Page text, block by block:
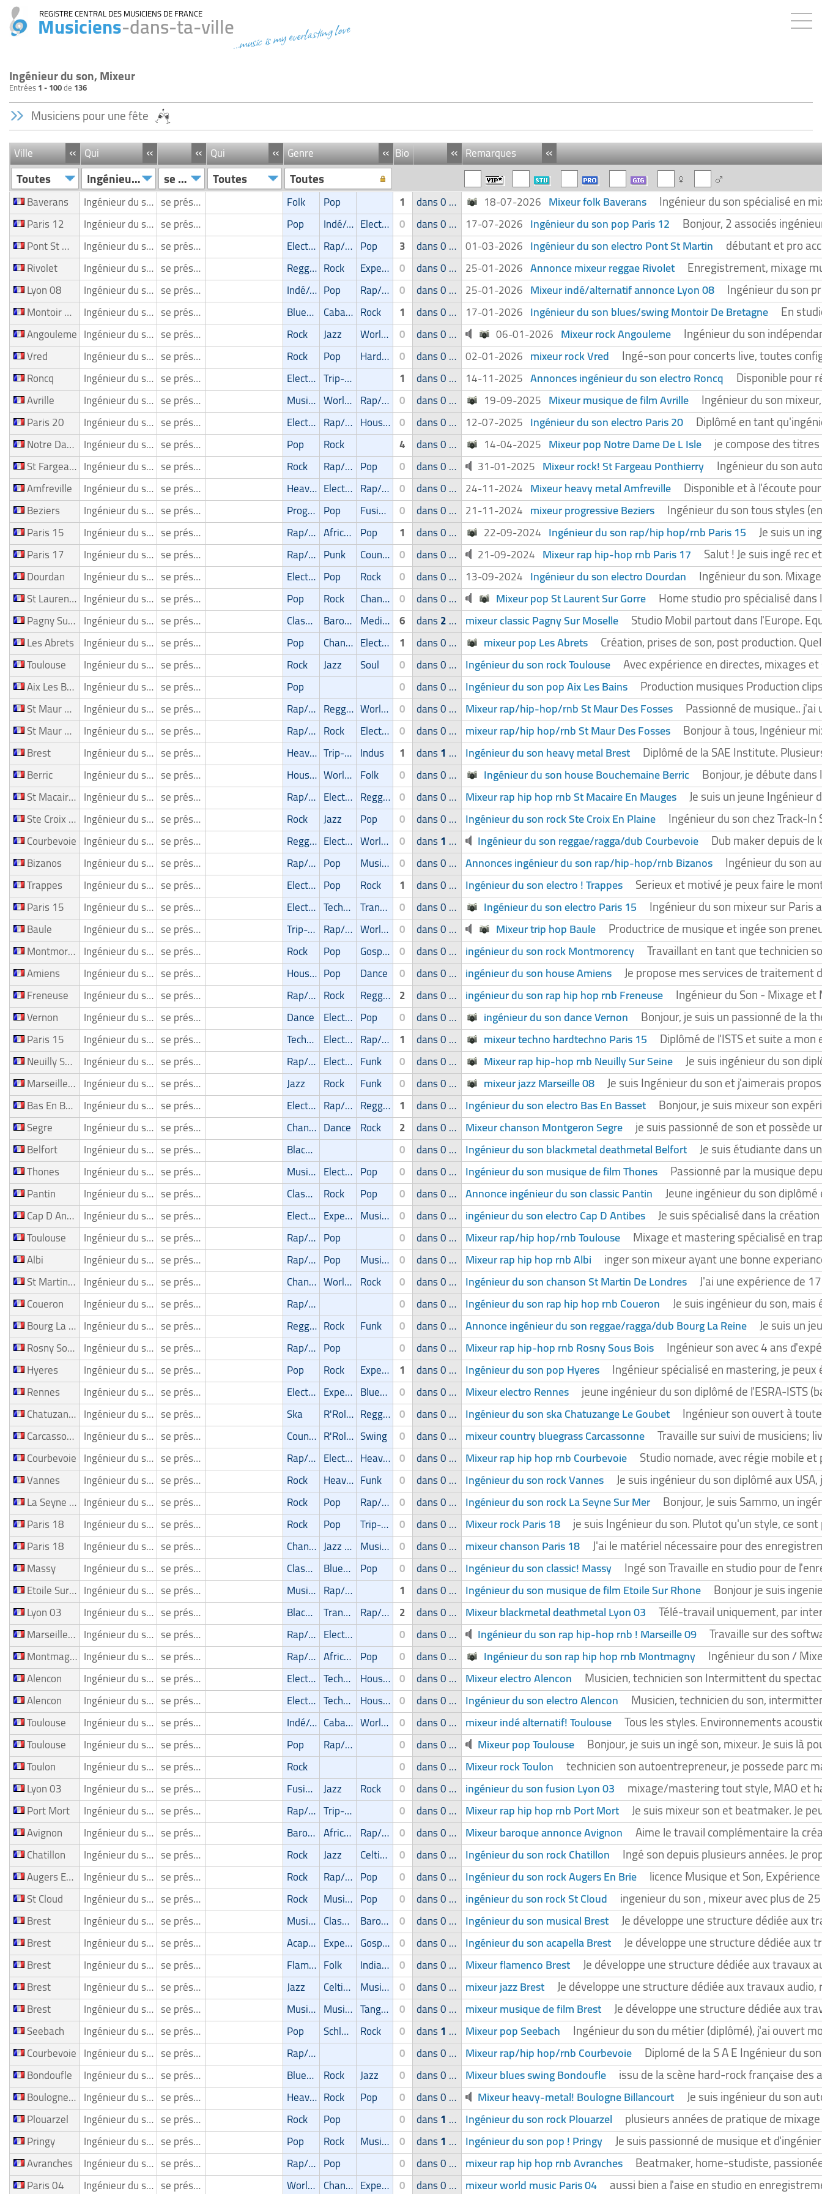
REGISTRE CENTRAL DES MUSICIENS DE FRANCE
Musiciens-dans-ta-ville...music is my everlasting love
Ingénieur du son, Mixeur
Entrées1 - 100de 136
Musiciens pour une fête
Ville « Qui « « Qui « Genre « Bio « «
Remarques
Toutes Ingénieur du son/ Mixeur se présente Toutes Toutes
Baverans Ingénieur du son/ Mixeur se présente Folk Pop 1 dans 0 groupe 18-07-2026 Mixeur folk Baverans Ingénieur du son spécialisé en
Paris 12 Ingénieur du son/ Mixeur se présente Pop Indé/Alternatif Electro 0 dans 0 groupe 17-07-2026 Ingénieur du son pop Paris 12 Bonjour, 2 associés
Pont St Martin Ingénieur du son/ Mixeur se présente Electro Rap/Hip-Hop/RnB Pop 3 dans 0 groupe 01-03-2026 Ingénieur du son electro Pont St Martin débutant et pro
Rivolet Ingénieur du son/ Mixeur se présente Reggae/Ragga/Dub Rock Experimental 0 dans 0 groupe 25-01-2026 Annonce mixeur reggae Rivolet Enregistrement, mixage
Lyon 08 Ingénieur du son/ Mixeur se présente Indé/Alternatif Pop Rap/Hip-Hop/RnB 0 dans 0 groupe 25-01-2026 Mixeur indé/alternatif annonce Lyon 08 Ingénieur du son
Montoir De Bretagne Ingénieur du son/ Mixeur se présente Blues/Swing Cabaret/Variétés Rock 1 dans 0 groupe 17-01-2026 Ingénieur du son blues/swing Montoir De Bretagne En
Angouleme Ingénieur du son/ Mixeur se présente Rock Jazz World Music 0 dans 0 groupe 06-01-2026 Mixeur rock Angouleme Ingénieur du son
Vred Ingénieur du son/ Mixeur se présente Rock Pop Hard Rock/Stoner 0 dans 0 groupe 02-01-2026 mixeur rock Vred Ingé-son pour concerts live, toutes
Roncq Ingénieur du son/ Mixeur se présente Electro Trip-Hop 1 dans 0 groupe 14-11-2025 Annonces ingénieur du son electro Roncq Disponible pour
Avrille Ingénieur du son/ Mixeur se présente Musique de film World Music Rap/Hip-Hop/RnB 0 dans 0 groupe 19-09-2025 Mixeur musique de film Avrille Ingénieur du son
Paris 20 Ingénieur du son/ Mixeur se présente Electro Rap/Hip-Hop/RnB House 0 dans 0 groupe 12-07-2025 Ingénieur du son electro Paris 20 Diplômé en tant
Notre Dame De L Isle Ingénieur du son/ Mixeur se présente Pop Rock 4 dans 0 groupe 14-04-2025 Mixeur pop Notre Dame De L Isle je compose des
St Fargeau Ponthierry Ingénieur du son/ Mixeur se présente Rock Rap/Hip-Hop/RnB Pop 0 dans 0 groupe 31-01-2025 Mixeur rock! St Fargeau Ponthierry Ingénieur du son
Amfreville Ingénieur du son/ Mixeur se présente Heavy-Metal Electro Rap/Hip-Hop/RnB 0 dans 0 groupe 24-11-2024 Mixeur heavy metal Amfreville Disponible et à l'écoute
Beziers Ingénieur du son/ Mixeur se présente Progressive Pop Fusion 0 dans 0 groupe 21-11-2024 mixeur progressive Beziers Ingénieur du son tous styles
Paris 15 Ingénieur du son/ Mixeur se présente Rap/Hip-Hop/RnB Africain Pop 1 dans 0 groupe 22-09-2024 Ingénieur du son rap/hip hop/rnb Paris 15 Je suis un
Paris 17 Ingénieur du son/ Mixeur se présente Rap/Hip-Hop/RnB Punk Country/Bluegrass 0 dans 0 groupe 21-09-2024 Mixeur rap hip-hop rnb Paris 17 Salut ! Je suis ingé rec
Dourdan Ingénieur du son/ Mixeur se présente Electro Pop Rock 0 dans 0 groupe 13-09-2024 Ingénieur du son electro Dourdan Ingénieur du son.
St Laurent Sur Gorre Ingénieur du son/ Mixeur se présente Pop Rock Chanson 0 dans 0 groupe Mixeur pop St Laurent Sur Gorre Home studio pro spécialisé
Pagny Sur Moselle Ingénieur du son/ Mixeur se présente Classic Baroque Medieval music/renaissance 6 dans2 mixeur classic Pagny Sur Moselle Studio Mobil partout dans l'Europe.
Les Abrets Ingénieur du son/ Mixeur se présente Pop Chanson Electro 1 dans 0 groupe mixeur pop Les Abrets Création, prises de son, post production.
Toulouse Ingénieur du son/ Mixeur se présente Rock Jazz Soul 0 dans 0 groupe Ingénieur du son rock Toulouse Avec expérience en directes, mixages
Aix Les Bains Ingénieur du son/ Mixeur se présente Pop 0 dans 0 groupe Ingénieur du son pop Aix Les Bains Production musiques Production
St Maur Des Fosses Ingénieur du son/ Mixeur se présente Rap/Hip-Hop/RnB Reggae/Ragga/Dub World Music 0 dans 0 groupe Mixeur rap/hip-hop/rnb St Maur Des Fosses Passionné de musique..
St Maur Des Fosses Ingénieur du son/ Mixeur se présente Rap/Hip-Hop/RnB Rock Electro 0 dans 0 groupe mixeur rap/hip hop/rnb St Maur Des Fosses Bonjour à tous, Ingénieur
Brest Ingénieur du son/ Mixeur se présente Heavy-Metal Trip-Hop Indus 1 dans1 Ingénieur du son heavy metal Brest Diplômé de la SAE Institute.
Berric Ingénieur du son/ Mixeur se présente House World Music Folk 0 dans 0 groupe Ingénieur du son house Bouchemaine Berric Bonjour, je débute
St Macaire En Mauges Ingénieur du son/ Mixeur se présente Rap/Hip-Hop/RnB Electro Reggae/Ragga/Dub 0 dans 0 groupe Mixeur rap hip hop rnb St Macaire En Mauges Je suis un jeune
Ste Croix En Plaine Ingénieur du son/ Mixeur se présente Rock Jazz Pop 0 dans 0 groupe Ingénieur du son rock Ste Croix En Plaine Ingénieur du son chez Track-
Courbevoie Ingénieur du son/ Mixeur se présente Reggae/Ragga/Dub Electro World Music 0 dans1 Ingénieur du son reggae/ragga/dub Courbevoie Dub maker depuis
Bizanos Ingénieur du son/ Mixeur se présente Rap/Hip-Hop/RnB Pop Musique latine 0 dans 0 groupe Annonces ingénieur du son rap/hip-hop/rnb Bizanos Ingénieur du son
Trappes Ingénieur du son/ Mixeur se présente Electro Pop Rock 1 dans 0 groupe Ingénieur du son electro ! Trappes Serieux et motivé je peux faire le
Paris 15 Ingénieur du son/ Mixeur se présente Electro Techno/Hardtechno Trance 0 dans 0 groupe Ingénieur du son electro Paris 15 Ingénieur du son mixeur sur
Baule Ingénieur du son/ Mixeur se présente Trip-Hop Rap/Hip-Hop/RnB World Music 0 dans 0 groupe Mixeur trip hop Baule Productrice de musique et ingée son
Montmorency Ingénieur du son/ Mixeur se présente Rock Pop Gospel 0 dans 0 groupe ingénieur du son rock Montmorency Travaillant en tant que technicien
Amiens Ingénieur du son/ Mixeur se présente House Pop Dance 0 dans 0 groupe ingénieur du son house Amiens Je propose mes services de
Freneuse Ingénieur du son/ Mixeur se présente Rap/Hip-Hop/RnB Rock Reggae/Ragga/Dub 2 dans 0 groupe ingénieur du son rap hip hop rnb Freneuse Ingénieur du Son - Mixage
Vernon Ingénieur du son/ Mixeur se présente Dance Electro Pop 0 dans 0 groupe ingénieur du son dance Vernon Bonjour, je suis un passionné de la
Paris 15 Ingénieur du son/ Mixeur se présente Techno/Hardtechno Electro Rap/Hip-Hop/RnB 1 dans 0 groupe mixeur techno hardtechno Paris 15 Diplômé de l'ISTS et suite a
Neuilly Sur Seine Ingénieur du son/ Mixeur se présente Rap/Hip-Hop/RnB Electro Funk 0 dans 0 groupe Mixeur rap hip-hop rnb Neuilly Sur Seine Je suis ingénieur du son
Marseille 08 Ingénieur du son/ Mixeur se présente Jazz Rock Funk 0 dans 0 groupe mixeur jazz Marseille 08 Je suis Ingénieur du son et j'aimerais
Bas En Basset Ingénieur du son/ Mixeur se présente Electro Rap/Hip-Hop/RnB Reggae/Ragga/Dub 1 dans 0 groupe Ingénieur du son electro Bas En Basset Bonjour, je suis mixeur son
Segre Ingénieur du son/ Mixeur se présente Chanson Dance Rock 2 dans 0 groupe Mixeur chanson Montgeron Segre je suis passionné de son et possède
Belfort Ingénieur du son/ Mixeur se présente Blackmetal/Deathmetal 0 dans 0 groupe Ingénieur du son blackmetal deathmetal Belfort Je suis étudiante dans
Thones Ingénieur du son/ Mixeur se présente Musique de film Electro Pop 0 dans 0 groupe Ingénieur du son musique de film Thones Passionné par la musique
Pantin Ingénieur du son/ Mixeur se présente Classic Rock Pop 0 dans 0 groupe Annonce ingénieur du son classic Pantin Jeune ingénieur du son
Cap D Antibes Ingénieur du son/ Mixeur se présente Electro Experimental Musique de film 0 dans 0 groupe ingénieur du son electro Cap D Antibes Je suis spécialisé dans la
Toulouse Ingénieur du son/ Mixeur se présente Rap/Hip-Hop/RnB Pop 0 dans 0 groupe Mixeur rap/hip hop/rnb Toulouse Mixage et mastering spécialisé en
Albi Ingénieur du son/ Mixeur se présente Rap/Hip-Hop/RnB Pop Musique de film 0 dans 0 groupe Mixeur rap hip hop rnb Albi inger son mixeur ayant une bonne
St Martin De Londres Ingénieur du son/ Mixeur se présente Chanson World Music Rock 0 dans 0 groupe Ingénieur du son chanson St Martin De Londres J'ai une expérience de
Coueron Ingénieur du son/ Mixeur se présente Rap/Hip-Hop/RnB 0 dans 0 groupe Ingénieur du son rap hip hop rnb Coueron Je suis ingénieur du son,
Bourg La Reine Ingénieur du son/ Mixeur se présente Reggae/Ragga/Dub Rock Funk 0 dans 0 groupe Annonce ingénieur du son reggae/ragga/dub Bourg La Reine Je suis un
Rosny Sous Bois Ingénieur du son/ Mixeur se présente Rap/Hip-Hop/RnB Pop 0 dans 0 groupe Mixeur rap hip-hop rnb Rosny Sous Bois Ingénieur son avec 4 ans
Hyeres Ingénieur du son/ Mixeur se présente Pop Rock Experimental 1 dans 0 groupe Ingénieur du son pop Hyeres Ingénieur spécialisé en mastering, je
Rennes Ingénieur du son/ Mixeur se présente Electro Experimental Blues/Swing 0 dans 0 groupe Mixeur electro Rennes jeune ingénieur du son diplômé de l'ESRA-ISTS
Chatuzange Le Goubet Ingénieur du son/ Mixeur se présente Ska R'Roll/Rockabilly Reggae/Ragga/Dub 0 dans 0 groupe Ingénieur du son ska Chatuzange Le Goubet Ingénieur son ouvert à
Carcassonne Ingénieur du son/ Mixeur se présente Country/Bluegrass R'Roll/Rockabilly Swing 0 dans 0 groupe mixeur country bluegrass Carcassonne Travaille sur suivi de musiciens;
Courbevoie Ingénieur du son/ Mixeur se présente Rap/Hip-Hop/RnB Electro Heavy-Metal 0 dans 0 groupe Mixeur rap hip hop rnb Courbevoie Studio nomade, avec régie mobile
Vannes Ingénieur du son/ Mixeur se présente Rock Heavy-Metal Funk 0 dans 0 groupe Ingénieur du son rock Vannes Je suis ingénieur du son diplômé aux
La Seyne Sur Mer Ingénieur du son/ Mixeur se présente Rock Pop Rap/Hip-Hop/RnB 0 dans 0 groupe Ingénieur du son rock La Seyne Sur Mer Bonjour, Je suis Sammo, un
Paris 18 Ingénieur du son/ Mixeur se présente Rock Pop Trip-Hop 0 dans 0 groupe Mixeur rock Paris 18 je suis Ingénieur du son. Plutot qu'un style, ce
Paris 18 Ingénieur du son/ Mixeur se présente Chanson Jazz Manouche Musique de film 0 dans 0 groupe mixeur chanson Paris 18 J'ai le matériel nécessaire pour des
Massy Ingénieur du son/ Mixeur se présente Classic Blues/Swing Pop 0 dans 0 groupe Ingénieur du son classic! Massy Ingé son Travaille en studio pour de
Etoile Sur Rhone Ingénieur du son/ Mixeur se présente Musique de film Rap/Hip-Hop/RnB 1 dans 0 groupe Ingénieur du son musique de film Etoile Sur Rhone Bonjour je suis
Lyon 03 Ingénieur du son/ Mixeur se présente Blackmetal/Deathmetal Trance Rap/Hip-Hop/RnB 2 dans 0 groupe Mixeur blackmetal deathmetal Lyon 03 Télé-travail uniquement, par
Marseille 09 Ingénieur du son/ Mixeur se présente Rap/Hip-Hop/RnB Electro 0 dans 0 groupe Ingénieur du son rap hip-hop rnb ! Marseille 09 Travaille sur des
Montmagny Ingénieur du son/ Mixeur se présente Rap/Hip-Hop/RnB Africain Pop 0 dans 0 groupe Ingénieur du son rap hip hop rnb Montmagny Ingénieur du son /
Alencon Ingénieur du son/ Mixeur se présente Electro Techno/Hardtechno House 0 dans 0 groupe Mixeur electro Alencon Musicien, technicien son Intermittent du
Alencon Ingénieur du son/ Mixeur se présente Electro Techno/Hardtechno House 0 dans 0 groupe Ingénieur du son electro Alencon Musicien, technicien du son,
Toulouse Ingénieur du son/ Mixeur se présente Indé/Alternatif Cabaret/Variétés World Music 0 dans 0 groupe mixeur indé alternatif! Toulouse Tous les styles. Environnements
Toulouse Ingénieur du son/ Mixeur se présente Pop Rap/Hip-Hop/RnB 0 dans 0 groupe Mixeur pop Toulouse Bonjour, je suis un ingé son, mixeur. Je suis là
Toulon Ingénieur du son/ Mixeur se présente Rock 0 dans 0 groupe Mixeur rock Toulon technicien son autoentrepreneur, je possede parc
Lyon 03 Ingénieur du son/ Mixeur se présente Fusion Jazz Rock 0 dans 0 groupe ingénieur du son fusion Lyon 03 mixage/mastering tout style, MAO et
Port Mort Ingénieur du son/ Mixeur se présente Rap/Hip-Hop/RnB Trip-Hop 0 dans 0 groupe Mixeur rap hip hop rnb Port Mort Je suis mixeur son et beatmaker. Je
Avignon Ingénieur du son/ Mixeur se présente Baroque Africain Rap/Hip-Hop/RnB 0 dans 0 groupe Mixeur baroque annonce Avignon Aime le travail complémentaire la
Chatillon Ingénieur du son/ Mixeur se présente Rock Jazz Celtique 0 dans 0 groupe Ingénieur du son rock Chatillon Ingé son depuis plusieurs années. Je
Augers En Brie Ingénieur du son/ Mixeur se présente Rock Rap/Hip-Hop/RnB Pop 0 dans 0 groupe Ingénieur du son rock Augers En Brie licence Musique et Son,
St Cloud Ingénieur du son/ Mixeur se présente Rock Musique de film Pop 0 dans 0 groupe ingénieur du son rock St Cloud ingenieur du son , mixeur avec plus de
Brest Ingénieur du son/ Mixeur se présente Musical Classic Baroque 0 dans 0 groupe Ingénieur du son musical Brest Je développe une structure dédiée aux
Brest Ingénieur du son/ Mixeur se présente Acapella Experimental Gospel 0 dans 0 groupe Ingénieur du son acapella Brest Je développe une structure dédiée
Brest Ingénieur du son/ Mixeur se présente Flamenco Folk Indian/Oriental 0 dans 0 groupe Mixeur flamenco Brest Je développe une structure dédiée aux travaux
Brest Ingénieur du son/ Mixeur se présente Jazz Celtique Musique spirituelle 0 dans 0 groupe mixeur jazz Brest Je développe une structure dédiée aux travaux
Brest Ingénieur du son/ Mixeur se présente Musique de film Musique latine Tango/Samba 0 dans 0 groupe mixeur musique de film Brest Je développe une structure dédiée aux
Seebach Ingénieur du son/ Mixeur se présente Pop Schlager Rock 0 dans1 Mixeur pop Seebach Ingénieur du son du métier (diplômé), j'ai ouvert
Courbevoie Ingénieur du son/ Mixeur se présente Rap/Hip-Hop/RnB 0 dans 0 groupe Mixeur rap/hip hop/rnb Courbevoie Diplomé de la S A E Ingénieur du
Bondoufle Ingénieur du son/ Mixeur se présente Blues/Swing Rock Jazz 0 dans 0 groupe Mixeur blues swing Bondoufle issu de la scène hard-rock française
Boulogne Billancourt Ingénieur du son/ Mixeur se présente Heavy-Metal Rock Pop 0 dans 0 groupe Mixeur heavy-metal! Boulogne Billancourt Je suis ingénieur du son
Plouarzel Ingénieur du son/ Mixeur se présente Rock Pop 0 dans1 Ingénieur du son rock Plouarzel plusieurs années de pratique de
Pringy Ingénieur du son/ Mixeur se présente Pop Rock Musique latine 0 dans1 Ingénieur du son pop ! Pringy Je suis passionné de musique et
Avranches Ingénieur du son/ Mixeur se présente Rap/Hip-Hop/RnB Pop 0 dans 0 groupe mixeur rap hip hop rnb Avranches Beatmaker, home-studiste,
Paris 04 Ingénieur du son/ Mixeur se présente World Music Chanson Experimental 0 dans 0 groupe mixeur world music Paris 04 aussi bien a l'aise en studio en